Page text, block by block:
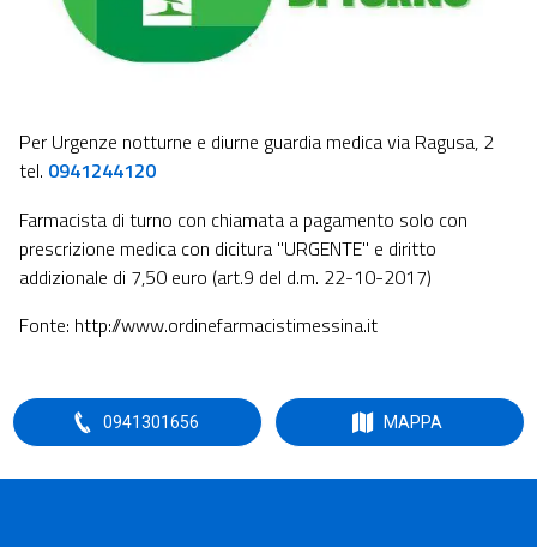
Per Urgenze notturne e diurne guardia medica via Ragusa, 2
tel. 0941244120
Farmacista di turno con chiamata a pagamento solo con
prescrizione medica con dicitura "URGENTE" e diritto
addizionale di 7,50 euro (art.9 del d.m. 22-10-2017)
Fonte: http://www.ordinefarmacistimessina.it
0941301656 MAPPA